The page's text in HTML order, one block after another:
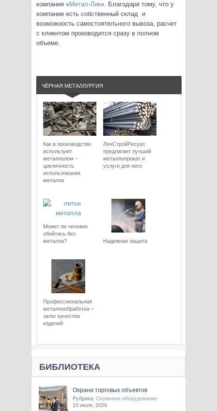
компания «Метал-Лик». Благодаря тому, что у
компании есть собственный склад и
возможность самостоятельного вывоза, расчет
с клиентом производится сразу в полном
объеме.
ЧЁРНАЯ МЕТАЛЛУРГИЯ
Как в производстве
используют
металлолом –
цикличность
использования
металла
ЛенСтройРесурс
предлагает лучший
металлопрокат и
услуги для него
Может ли человек
обойтись без
металла?
Надежная защита
Профессиональная
металлообработка –
залог качества
изделий
БИБЛИОТЕКА
Охрана торговых объектов
Рубрика: Охранное оборудование
10 июля, 2026